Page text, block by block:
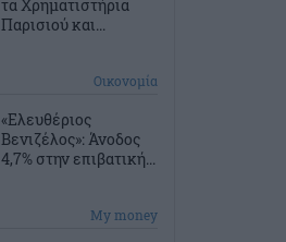
τα Χρηματιστήρια
Παρισιού και...
Οικονομία
«Ελευθέριος
Βενιζέλος»: Άνοδος
4,7% στην επιβατική...
My money